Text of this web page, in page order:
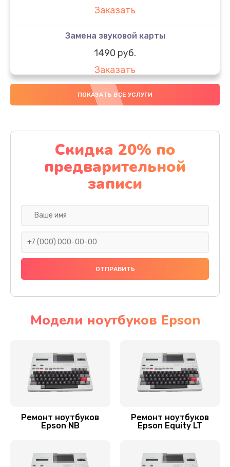
Заказать
Замена звуковой карты
1490 руб.
Заказать
Ремонт цепи питания
Заказать
Замена USB порта
990 руб.
Заказать
Замена разъёмов (HDMI, DVI, Дисплей порта)
Замена оперативной памяти
Замена Wi-Fi ноутбука Epson
Прошивка BIOS
ПОКАЗАТЬ ВСЕ УСЛУГИ
Скидка 20% по
предварительной
записи
Модели ноутбуков Epson
Ремонт ноутбуков
Epson NB
Ремонт ноутбуков
Epson Equity LT